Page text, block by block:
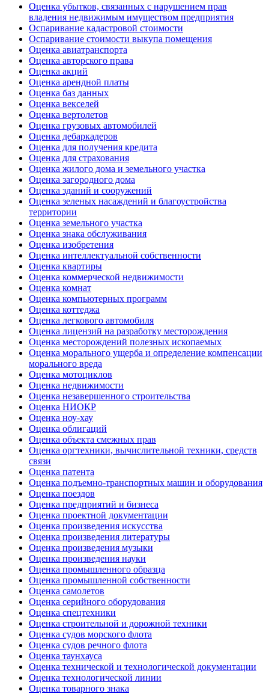
Оценка убытков, связанных с нарушением прав
владения недвижимым имуществом предприятия
Оспаривание кадастровой стоимости
Оспаривание стоимости выкупа помещения
Оценка авиатранспорта
Оценка авторского права
Оценка акций
Оценка арендной платы
Оценка баз данных
Оценка векселей
Оценка вертолетов
Оценка грузовых автомобилей
Оценка дебаркадеров
Оценка для получения кредита
Оценка для страхования
Оценка жилого дома и земельного участка
Оценка загородного дома
Оценка зданий и сооружений
Оценка зеленых насаждений и благоустройства
территории
Оценка земельного участка
Оценка знака обслуживания
Оценка изобретения
Оценка интеллектуальной собственности
Оценка квартиры
Оценка коммерческой недвижимости
Оценка комнат
Оценка компьютерных программ
Оценка коттеджа
Оценка легкового автомобиля
Оценка лицензий на разработку месторождения
Оценка месторождений полезных ископаемых
Оценка морального ущерба и определение компенсации
морального вреда
Оценка мотоциклов
Оценка недвижимости
Оценка незавершенного строительства
Оценка НИОКР
Оценка ноу-хау
Оценка облигаций
Оценка объекта смежных прав
Оценка оргтехники, вычислительной техники, средств
связи
Оценка патента
Оценка подъемно-транспортных машин и оборудования
Оценка поездов
Оценка предприятий и бизнеса
Оценка проектной документации
Оценка произведения искусства
Оценка произведения литературы
Оценка произведения музыки
Оценка произведения науки
Оценка промышленного образца
Оценка промышленной собственности
Оценка самолетов
Оценка серийного оборудования
Оценка спецтехники
Оценка строительной и дорожной техники
Оценка судов морского флота
Оценка судов речного флота
Оценка таунхауса
Оценка технической и технологической документации
Оценка технологической линии
Оценка товарного знака